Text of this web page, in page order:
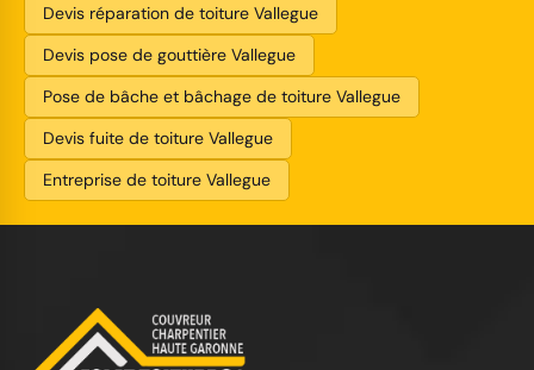
Devis réparation de toiture Vallegue
Devis pose de gouttière Vallegue
Pose de bâche et bâchage de toiture Vallegue
Devis fuite de toiture Vallegue
Entreprise de toiture Vallegue